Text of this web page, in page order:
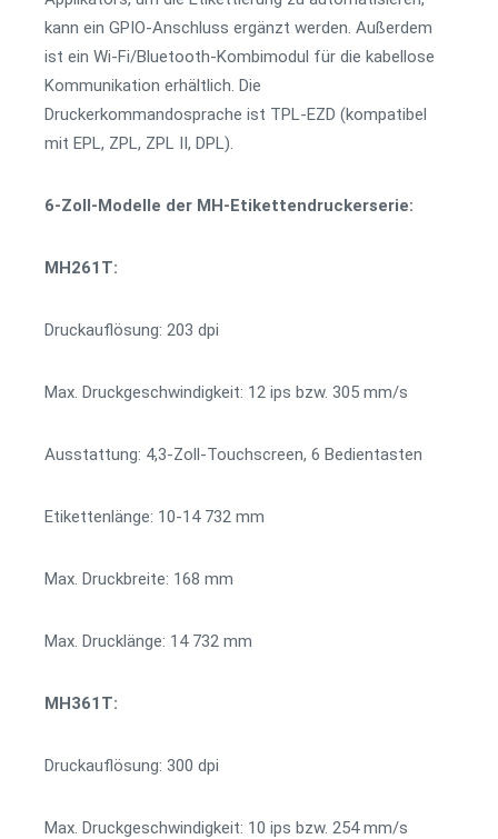
kann ein GPIO-Anschluss ergänzt werden. Außerdem
ist ein Wi-Fi/Bluetooth-Kombimodul für die kabellose
Kommunikation erhältlich. Die
Druckerkommandosprache ist TPL-EZD (kompatibel
mit EPL, ZPL, ZPL II, DPL).
6-Zoll-Modelle der MH-Etikettendruckerserie:
MH261T:
Druckauflösung: 203 dpi
Max. Druckgeschwindigkeit: 12 ips bzw. 305 mm/s
Ausstattung: 4,3-Zoll-Touchscreen, 6 Bedientasten
Etikettenlänge: 10-14 732 mm
Max. Druckbreite: 168 mm
Max. Drucklänge: 14 732 mm
MH361T:
Druckauflösung: 300 dpi
Max. Druckgeschwindigkeit: 10 ips bzw. 254 mm/s